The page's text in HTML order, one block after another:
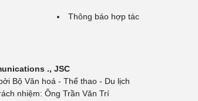
Thông báo hợp tác
., JSC
Bộ Văn hoá - Thể thao - Du lịch
nhiệm: Ông Trần Văn Trí